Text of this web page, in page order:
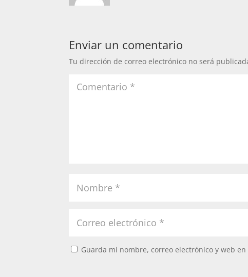
Enviar un comentario
Tu dirección de correo electrónico no será
Guarda mi nombre, correo electrónico y web